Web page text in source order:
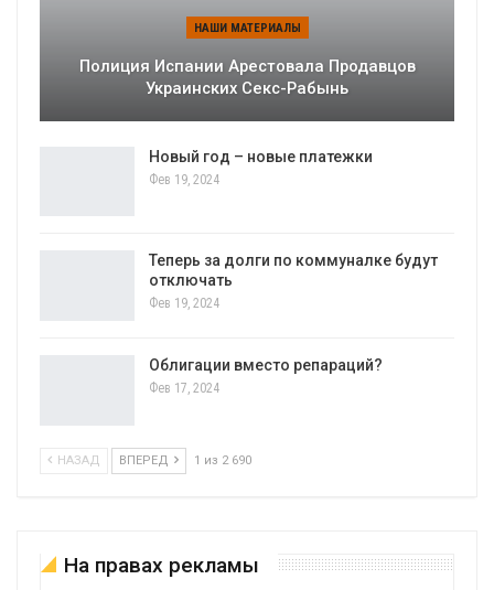
НАШИ МАТЕРИАЛЫ
Полиция Испании Арестовала Продавцов
Украинских Секс-Рабынь
Новый год – новые платежки
Фев 19, 2024
Теперь за долги по коммуналке будут
отключать
Фев 19, 2024
Облигации вместо репараций?
Фев 17, 2024
НАЗАД ВПЕРЕД 1 из 2 690
На правах рекламы